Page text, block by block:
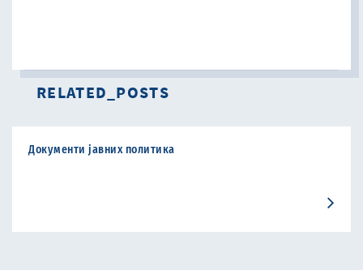
RELATED_POSTS
Документи јавних политика